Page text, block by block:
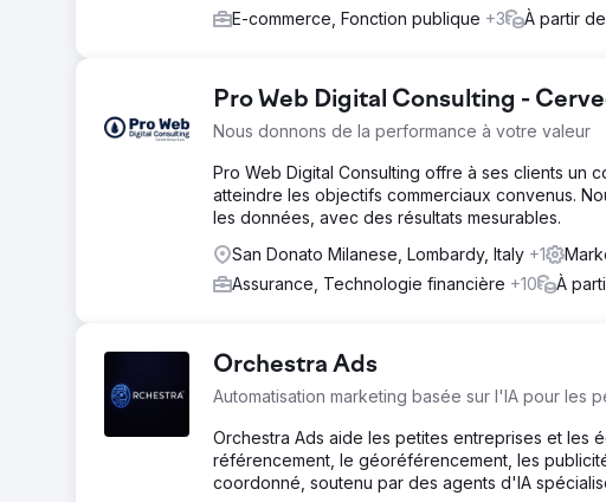
E-commerce, Fonction publique +3 À partir
Pro Web Digital Consulting -
Nous donnons de la performance à votre valeur
Pro Web Digital Consulting offre à ses clients un
atteindre les objectifs commerciaux convenus.
les données, avec des résultats mesurables.
San Donato Milanese, Lombardy, Italy +1
Assurance, Technologie financière +10 À
Orchestra Ads
Automatisation marketing basée sur l'IA pour les
Orchestra Ads aide les petites entreprises et les
référencement, le géoréférencement, les
coordonné, soutenu par des agents d'IA